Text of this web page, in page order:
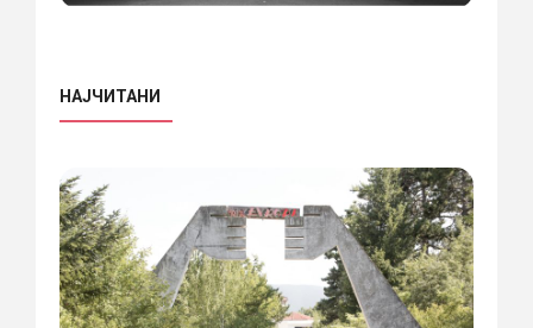
НАЈЧИТАНИ